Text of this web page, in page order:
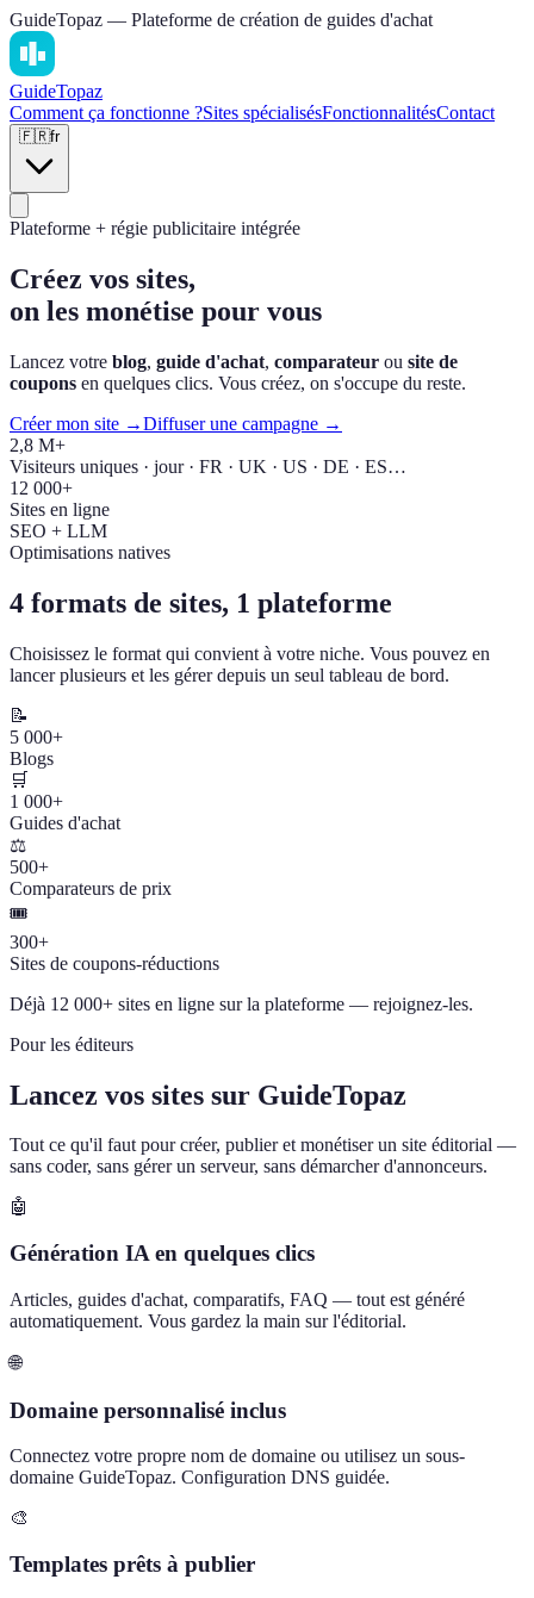
GuideTopaz — Plateforme de création de guides d'achat
GuideTopaz
Comment ça fonctionne ?Sites spécialisésFonctionnalitésContact
🇫🇷fr
Plateforme + régie publicitaire intégrée
Créez vos sites,
on les monétise pour vous
Lancez votre blog, guide d'achat, comparateur ou site de
coupons en quelques clics. Vous créez, on s'occupe du reste.
Créer mon site →Diffuser une campagne →
2,8 M+
Visiteurs uniques · jour · FR · UK · US · DE · ES…
12 000+
Sites en ligne
SEO + LLM
Optimisations natives
4 formats de sites, 1 plateforme
Choisissez le format qui convient à votre niche. Vous pouvez en
lancer plusieurs et les gérer depuis un seul tableau de bord.
📝
5 000+
Blogs
🛒
1 000+
Guides d'achat
⚖️
500+
Comparateurs de prix
🎟️
300+
Sites de coupons-réductions
Déjà 12 000+ sites en ligne sur la plateforme — rejoignez-les.
Pour les éditeurs
Lancez vos sites sur GuideTopaz
Tout ce qu'il faut pour créer, publier et monétiser un site éditorial —
sans coder, sans gérer un serveur, sans démarcher d'annonceurs.
🤖
Génération IA en quelques clics
Articles, guides d'achat, comparatifs, FAQ — tout est généré
automatiquement. Vous gardez la main sur l'éditorial.
🌐
Domaine personnalisé inclus
Connectez votre propre nom de domaine ou utilisez un sous-
domaine GuideTopaz. Configuration DNS guidée.
🎨
Templates prêts à publier